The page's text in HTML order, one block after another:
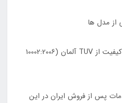
از مدل ها
دارنده استاندارد مدیریت کیفیت از TUV آلمان (10002:2006
پس از فروش ایران در این